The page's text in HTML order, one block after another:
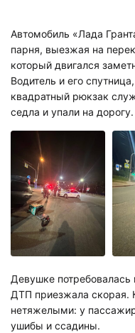
Автомобиль «Лада
парня, выезжая на
который двигался
Водитель и его
квадратный рюкзак
седла и упали на дорогу.
Девушке
ДТП приезжала скорая.
нетяжелыми: у
ушибы и ссадины.